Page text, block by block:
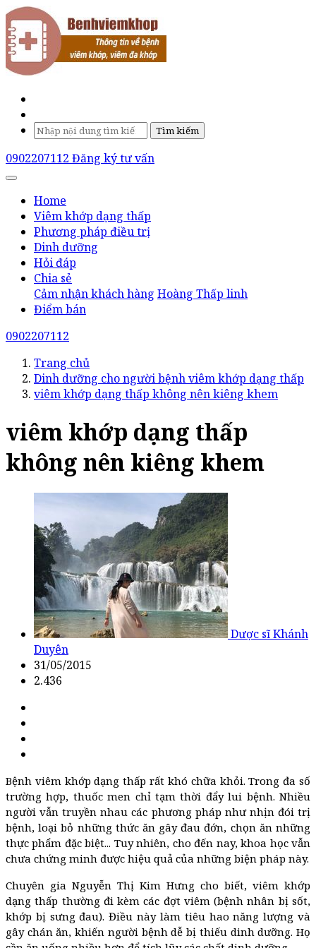
Tìm kiếm
0902207112 Đăng ký tư vấn
Home
Viêm khớp dạng thấp
Phương pháp điều trị
Dinh dưỡng
Hỏi đáp
Chia sẻ
Cảm nhận khách hàng Hoàng Thấp linh
Điểm bán
0902207112
Trang chủ
Dinh dưỡng cho người bệnh viêm khớp dạng thấp
viêm khớp dạng thấp không nên kiêng khem
viêm khớp dạng thấp
không nên kiêng khem
Dược sĩ Khánh
Duyên
31/05/2015
2.436
Bệnh viêm khớp dạng thấp rất khó chữa khỏi. Trong đa số
trường hợp, thuốc men chỉ tạm thời đẩy lui bệnh. Nhiều
người vẫn truyền nhau các phương pháp như nhịn đói trị
bệnh, loại bỏ những thức ăn gây đau đớn, chọn ăn những
thực phẩm đặc biệt... Tuy nhiên, cho đến nay, khoa học vẫn
chưa chứng minh được hiệu quả của những biện pháp này.
Chuyên gia Nguyễn Thị Kim Hưng cho biết, viêm khớp
dạng thấp thường đi kèm các đợt viêm (bệnh nhân bị sốt,
khớp bị sưng đau). Điều này làm tiêu hao năng lượng và
gây chán ăn, khiến người bệnh dễ bị thiếu dinh dưỡng. Họ